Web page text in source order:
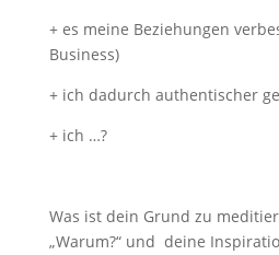
+ es meine Beziehungen
Business)
+ ich dadurch authentischer
+ ich …?
Was ist dein Grund zu
„Warum?“ und deine